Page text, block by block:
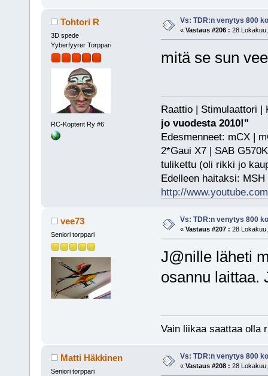
Tohtori R
3D spede
Yyberfyyrer Torppari
RC-Kopterit Ry #6
Vs: TDR:n venytys 800
« Vastaus #206 : 28
mitä se sun
Raattio |
jo vuodesta 2010!"
Edesmenneet: mCX |
2*Gaui X7 | SAB
tulikettu (oli rikki jo
Edelleen haitaksi:
http://
vee73
Seniori torppari
Vs: TDR:n venytys 800
« Vastaus #207 : 28
J@nille läheti
osannu laittaa.
Vain liikaa saattaa olla
Matti Häkkinen
Seniori torppari
Vs: TDR:n venytys 800
« Vastaus #208 : 28